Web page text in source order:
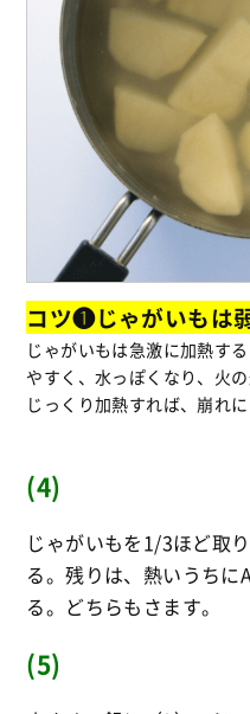
コツ❶じゃがいもは
じゃがいもは急激に加熱す
やすく、水っぽくなり、火
じっくり加熱すれば、崩れ
(4)
じゃがいもを1/3ほど取
る。残りは、熱いうち
る。どちらもさます。
(5)